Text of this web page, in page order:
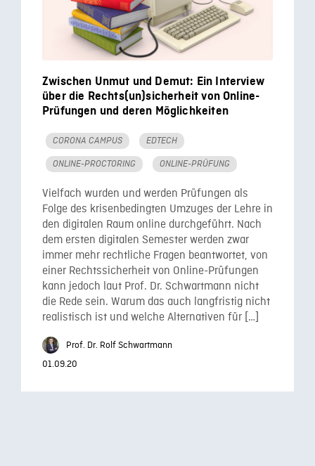
Zwischen Unmut und Demut: Ein Interview
über die Rechts(un)sicherheit von Online-
Prüfungen und deren Möglichkeiten
CORONA CAMPUS EDTECH
ONLINE-PROCTORING ONLINE-PRÜFUNG
Vielfach wurden und werden Prüfungen als
Folge des krisenbedingten Umzuges der Lehre in
den digitalen Raum online durchgeführt. Nach
dem ersten digitalen Semester werden zwar
immer mehr rechtliche Fragen beantwortet, von
einer Rechtssicherheit von Online-Prüfungen
kann jedoch laut Prof. Dr. Schwartmann nicht
die Rede sein. Warum das auch langfristig nicht
realistisch ist und welche Alternativen für […]
Prof. Dr. Rolf Schwartmann
01.09.20